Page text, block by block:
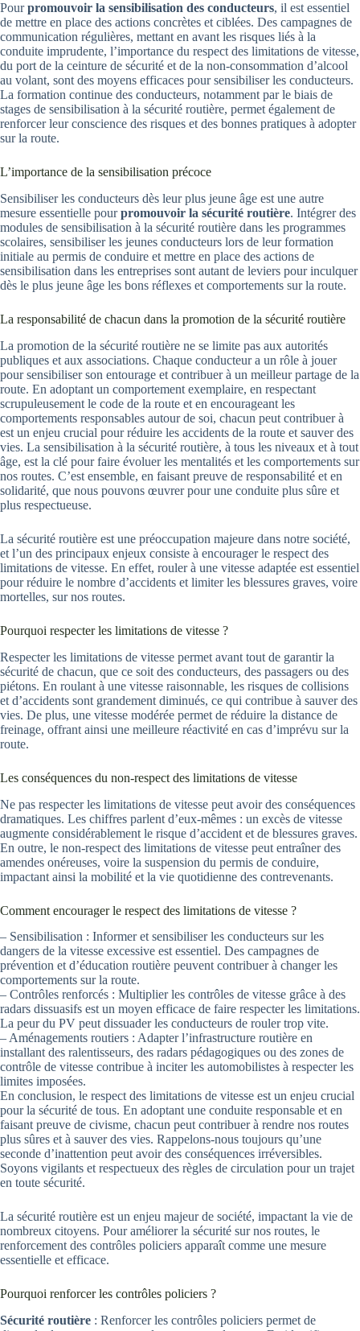
Pourpromouvoir la sensibilisation des conducteurs, il est essentiel
de mettre en place des actions concrètes et ciblées. Des campagnes de
communication régulières, mettant en avant les risques liés à la
conduite imprudente, l’importance du respect des limitations de vitesse,
du port de la ceinture de sécurité et de la non-consommation d’alcool
au volant, sont des moyens efficaces pour sensibiliser les conducteurs.
La formation continue des conducteurs, notamment par le biais de
stages de sensibilisation à la sécurité routière, permet également de
renforcer leur conscience des risques et des bonnes pratiques à adopter
sur la route.
L’importance de la sensibilisation précoce
Sensibiliser les conducteurs dès leur plus jeune âge est une autre
mesure essentielle pourpromouvoir la sécurité routière. Intégrer des
modules de sensibilisation à la sécurité routière dans les programmes
scolaires, sensibiliser les jeunes conducteurs lors de leur formation
initiale au permis de conduire et mettre en place des actions de
sensibilisation dans les entreprises sont autant de leviers pour inculquer
dès le plus jeune âge les bons réflexes et comportements sur la route.
La responsabilité de chacun dans la promotion de la sécurité routière
La promotion de la sécurité routière ne se limite pas aux autorités
publiques et aux associations. Chaque conducteur a un rôle à jouer
pour sensibiliser son entourage et contribuer à un meilleur partage de la
route. En adoptant un comportement exemplaire, en respectant
scrupuleusement le code de la route et en encourageant les
comportements responsables autour de soi, chacun peut contribuer à
est un enjeu crucial pour réduire les accidents de la route et sauver des
vies. La sensibilisation à la sécurité routière, à tous les niveaux et à tout
âge, est la clé pour faire évoluer les mentalités et les comportements sur
nos routes. C’est ensemble, en faisant preuve de responsabilité et en
solidarité, que nous pouvons œuvrer pour une conduite plus sûre et
plus respectueuse.
La sécurité routière est une préoccupation majeure dans notre société,
et l’un des principaux enjeux consiste à encourager le respect des
limitations de vitesse. En effet, rouler à une vitesse adaptée est essentiel
pour réduire le nombre d’accidents et limiter les blessures graves, voire
mortelles, sur nos routes.
Pourquoi respecter les limitations de vitesse ?
Respecter les limitations de vitesse permet avant tout de garantir la
sécurité de chacun, que ce soit des conducteurs, des passagers ou des
piétons. En roulant à une vitesse raisonnable, les risques de collisions
et d’accidents sont grandement diminués, ce qui contribue à sauver des
vies. De plus, une vitesse modérée permet de réduire la distance de
freinage, offrant ainsi une meilleure réactivité en cas d’imprévu sur la
route.
Les conséquences du non-respect des limitations de vitesse
Ne pas respecter les limitations de vitesse peut avoir des conséquences
dramatiques. Les chiffres parlent d’eux-mêmes : un excès de vitesse
augmente considérablement le risque d’accident et de blessures graves.
En outre, le non-respect des limitations de vitesse peut entraîner des
amendes onéreuses, voire la suspension du permis de conduire,
impactant ainsi la mobilité et la vie quotidienne des contrevenants.
Comment encourager le respect des limitations de vitesse ?
– Sensibilisation : Informer et sensibiliser les conducteurs sur les
dangers de la vitesse excessive est essentiel. Des campagnes de
prévention et d’éducation routière peuvent contribuer à changer les
comportements sur la route.
– Contrôles renforcés : Multiplier les contrôles de vitesse grâce à des
radars dissuasifs est un moyen efficace de faire respecter les limitations.
La peur du PV peut dissuader les conducteurs de rouler trop vite.
– Aménagements routiers : Adapter l’infrastructure routière en
installant des ralentisseurs, des radars pédagogiques ou des zones de
contrôle de vitesse contribue à inciter les automobilistes à respecter les
limites imposées.
En conclusion, le respect des limitations de vitesse est un enjeu crucial
pour la sécurité de tous. En adoptant une conduite responsable et en
faisant preuve de civisme, chacun peut contribuer à rendre nos routes
plus sûres et à sauver des vies. Rappelons-nous toujours qu’une
seconde d’inattention peut avoir des conséquences irréversibles.
Soyons vigilants et respectueux des règles de circulation pour un trajet
en toute sécurité.
La sécurité routière est un enjeu majeur de société, impactant la vie de
nombreux citoyens. Pour améliorer la sécurité sur nos routes, le
renforcement des contrôles policiers apparaît comme une mesure
essentielle et efficace.
Pourquoi renforcer les contrôles policiers ?
Sécurité routière : Renforcer les contrôles policiers permet de